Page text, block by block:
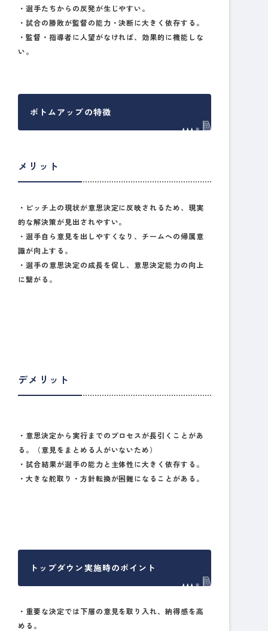
・選手たちからの反発が生じやすい。
・試合の勝敗が監督の能力・決断に大きく依存する。
・監督・指導者に人望がなければ、効果的に機能しな
い。
ボトムアップの特徴
メリット
・ピッチ上の現状が意思決定に反映されるため、現実
的な解決策が見出されやすい。
・選手自ら意見を出しやすくなり、チームへの帰属意
識が向上する。
・選手の意思決定の成長を促し、意思決定能力の向上
に繋がる。
デメリット
・意思決定から実行までのプロセスが長引くことがあ
る。（意見をまとめる人がいないため）
・試合結果が選手の能力と主体性に大きく依存する。
・大きな舵取り・方針転換が困難になることがある。
トップダウン実施時のポイント
・重要な決定では下層の意見を取り入れ、納得感を高
める。